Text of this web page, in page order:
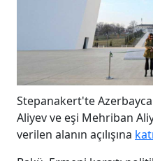
Stepanakert'te
Aliyev ve eşi Mehriban
verilen alanın açılışına